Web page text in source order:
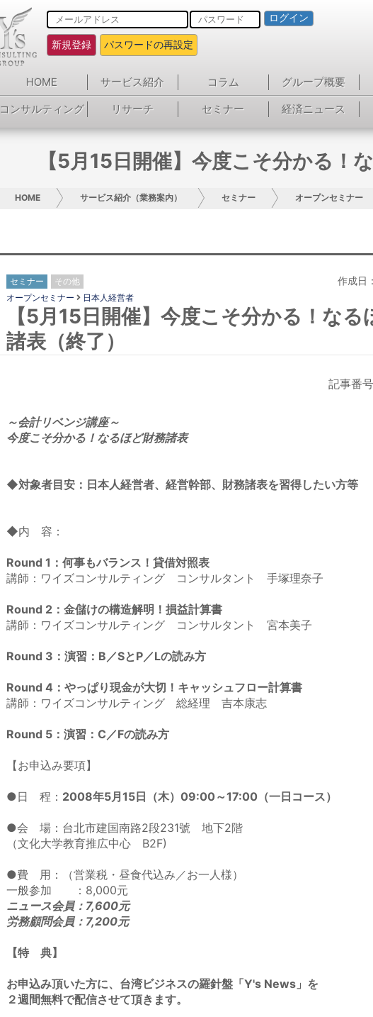
ログイン
新規登録 パスワードの再設定
HOME サービス紹介 コラム グループ概要
コンサルティング
リサーチ セミナー 経済ニュース
【5月15日開催】今度こそ分かる！
HOME サービス紹介（業務案内） セミナー オープンセミナー
セミナー その他 作成日
オープンセミナー 日本人経営者
【5月15日開催】今度こそ分かる！なる
諸表（終了）
記事番
～会計リベンジ講座～
今度こそ分かる！なるほど財務諸表
◆対象者目安：日本人経営者、経営幹部、財務諸表を習得したい方等
◆内 容：
Round 1：何事もバランス！貸借対照表
講師：ワイズコンサルティング コンサルタント 手塚理奈子
Round 2：金儲けの構造解明！損益計算書
講師：ワイズコンサルティング コンサルタント 宮本美子
Round 3：演習：B／SとP／Lの読み方
Round 4：やっぱり現金が大切！キャッシュフロー計算書
講師：ワイズコンサルティング 総経理 吉本康志
Round 5：演習：C／Fの読み方
【お申込み要項】
●日 程： 2008年5月15日（木）09:00～17:00（一日コース）
●会 場：台北市建国南路2段231號 地下2階
（文化大学教育推広中心 B2F)
●費 用：（営業税・昼食代込み／お一人様）
一般参加 ：8,000元
ニュース会員：7,600元
労務顧問会員：7,200元
【特 典】
お申込み頂いた方に、台湾ビジネスの羅針盤「Y's News」を
２週間無料で配信させて頂きます。